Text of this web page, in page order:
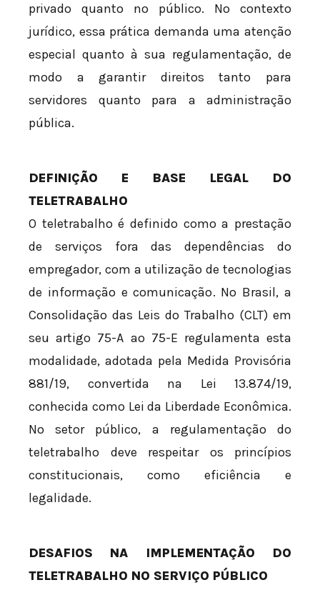
privado quanto no público. No contexto
jurídico, essa prática demanda uma atenção
especial quanto à sua regulamentação, de
modo a garantir direitos tanto para
servidores quanto para a administração
pública.
DEFINIÇÃO E BASE LEGAL DO
TELETRABALHO
O teletrabalho é definido como a prestação
de serviços fora das dependências do
empregador, com a utilização de tecnologias
de informação e comunicação. No Brasil, a
Consolidação das Leis do Trabalho (CLT) em
seu artigo 75-A ao 75-E regulamenta esta
modalidade, adotada pela Medida Provisória
881/19, convertida na Lei 13.874/19,
conhecida como Lei da Liberdade Econômica.
No setor público, a regulamentação do
teletrabalho deve respeitar os princípios
constitucionais, como eficiência e
legalidade.
DESAFIOS NA IMPLEMENTAÇÃO DO
TELETRABALHO NO SERVIÇO PÚBLICO